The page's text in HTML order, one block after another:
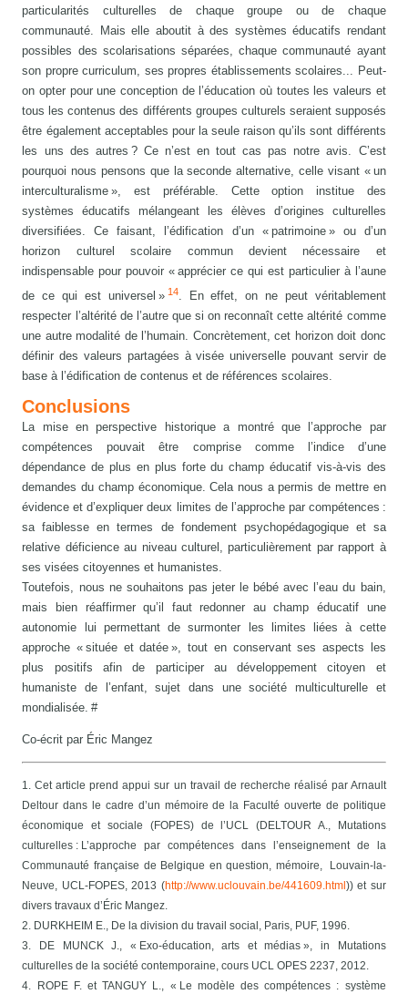
particularités culturelles de chaque groupe ou de chaque
communauté. Mais elle aboutit à des systèmes éducatifs rendant
possibles des scolarisations séparées, chaque communauté ayant
son propre curriculum, ses propres établissements scolaires... Peut-
on opter pour une conception de l’éducation où toutes les valeurs et
tous les contenus des différents groupes culturels seraient supposés
être également acceptables pour la seule raison qu’ils sont différents
les uns des autres ? Ce n’est en tout cas pas notre avis. C’est
pourquoi nous pensons que la seconde alternative, celle visant « un
interculturalisme », est préférable. Cette option institue des
systèmes éducatifs mélangeant les élèves d’origines culturelles
diversifiées. Ce faisant, l’édification d’un « patrimoine » ou d’un
horizon culturel scolaire commun devient nécessaire et
indispensable pour pouvoir « apprécier ce qui est particulier à l’aune
de ce qui est universel » 14. En effet, on ne peut véritablement
respecter l’altérité de l’autre que si on reconnaît cette altérité comme
une autre modalité de l’humain. Concrètement, cet horizon doit donc
définir des valeurs partagées à visée universelle pouvant servir de
base à l’édification de contenus et de références scolaires.
Conclusions
La mise en perspective historique a montré que l’approche par
compétences pouvait être comprise comme l’indice d’une
dépendance de plus en plus forte du champ éducatif vis-à-vis des
demandes du champ économique. Cela nous a permis de mettre en
évidence et d’expliquer deux limites de l’approche par compétences :
sa faiblesse en termes de fondement psychopédagogique et sa
relative déficience au niveau culturel, particulièrement par rapport à
ses visées citoyennes et humanistes.
Toutefois, nous ne souhaitons pas jeter le bébé avec l’eau du bain,
mais bien réaffirmer qu’il faut redonner au champ éducatif une
autonomie lui permettant de surmonter les limites liées à cette
approche « située et datée », tout en conservant ses aspects les
plus positifs afin de participer au développement citoyen et
humaniste de l’enfant, sujet dans une société multiculturelle et
mondialisée. #
Co-écrit par Éric Mangez
1. Cet article prend appui sur un travail de recherche réalisé par Arnault
Deltour dans le cadre d’un mémoire de la Faculté ouverte de politique
économique et sociale (FOPES) de l’UCL (DELTOUR A., Mutations
culturelles : L’approche par compétences dans l’enseignement de la
Communauté française de Belgique en question, mémoire, Louvain-la-
Neuve, UCL-FOPES, 2013 (http://www.uclouvain.be/441609.html )) et sur
divers travaux d’Éric Mangez.
2. DURKHEIM E., De la division du travail social, Paris, PUF, 1996.
3. DE MUNCK J., « Exo-éducation, arts et médias », in Mutations
culturelles de la société contemporaine, cours UCL OPES 2237, 2012.
4. ROPE F. et TANGUY L., « Le modèle des compétences : système